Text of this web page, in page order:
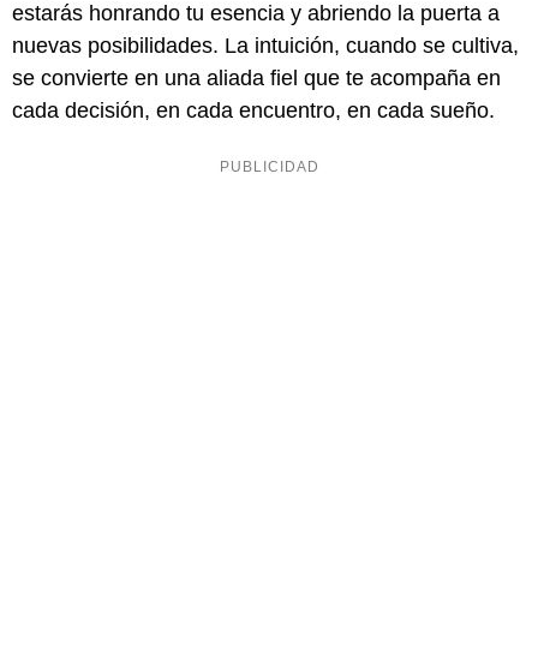
estarás honrando tu esencia y abriendo la puerta a
nuevas posibilidades. La intuición, cuando se cultiva,
se convierte en una aliada fiel que te acompaña en
cada decisión, en cada encuentro, en cada sueño.